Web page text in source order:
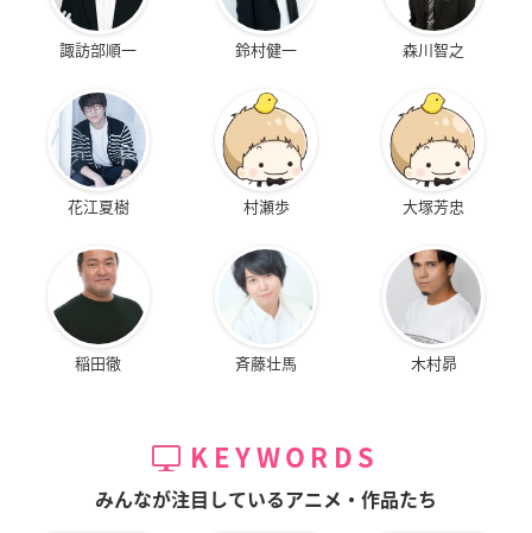
諏訪部順一 鈴村健一 森川智之
花江夏樹 村瀬歩 大塚芳忠
稲田徹 斉藤壮馬 木村昴
KEYWORDS
みんなが注目しているアニメ・作品たち